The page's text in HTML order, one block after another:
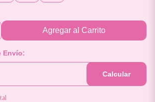
Agregar al Carrito
Envío:
Calcular